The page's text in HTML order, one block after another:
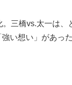
三橋vs.太一は、
強い想い」があ